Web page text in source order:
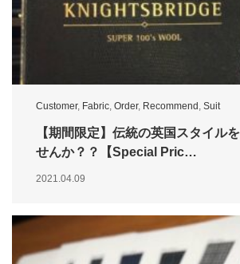
Customer, Fabric, Order, Recommend , Suit
【期間限定】伝統の英国スタイル
せんか？？【Special Pric…
2021.04.09